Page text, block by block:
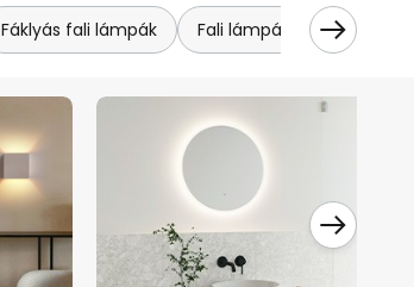
Fáklyás fali lámpák Fali lámpák Fa fali